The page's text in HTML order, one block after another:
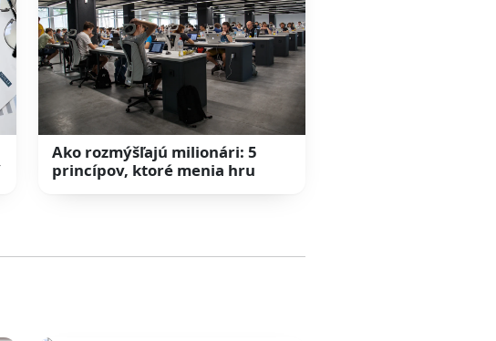
Ako rozmýšľajú milionári: 5
princípov, ktoré menia hru